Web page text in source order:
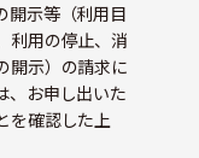
開示等（利用目
利用の停止、消
開示）の請求に
、お申し出いた
を確認した上